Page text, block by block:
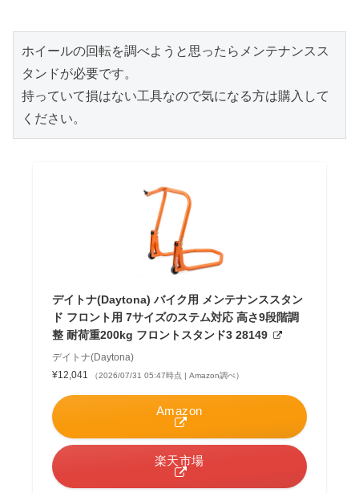
ホイールの回転を調べようと思ったらメンテナンスス
タンドが必要です。
持っていて損はない工具なので気になる方は購入して
ください。
デイトナ(Daytona) バイク用 メンテナンススタン
ド フロント用 7サイズのステム対応 高さ9段階調
整 耐荷重200kg フロントスタンド3 28149
デイトナ(Daytona)
¥12,041
（2026/07/31 05:47時点 | Amazon調べ）
Amazon
楽天市場